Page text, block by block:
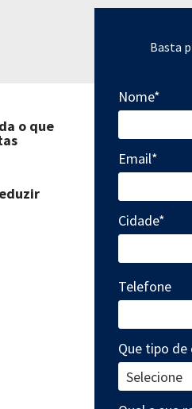
o que
Basta
Nome*
Email*
Cidade*
Telefone
Que tipo de